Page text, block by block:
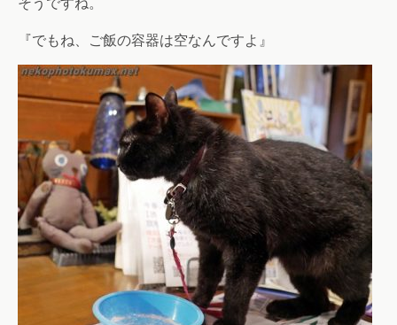
『でもね、ご飯の容器は空なんですよ』